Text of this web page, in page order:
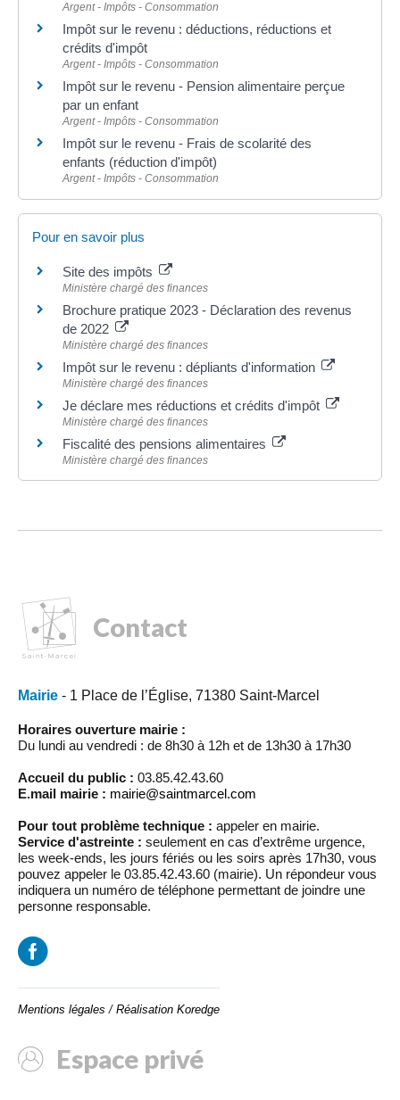
Argent - Impôts - Consommation
Impôt sur le revenu : déductions, réductions et
crédits d'impôt
Argent - Impôts - Consommation
Impôt sur le revenu - Pension alimentaire perçue
par un enfant
Argent - Impôts - Consommation
Impôt sur le revenu - Frais de scolarité des
enfants (réduction d'impôt)
Argent - Impôts - Consommation
Pour en savoir plus
Site des impôts
Ministère chargé des finances
Brochure pratique 2023 - Déclaration des revenus
de 2022
Ministère chargé des finances
Impôt sur le revenu : dépliants d'information
Ministère chargé des finances
Je déclare mes réductions et crédits d'impôt
Ministère chargé des finances
Fiscalité des pensions alimentaires
Ministère chargé des finances
Contact
Mairie - 1 Place de l’Église, 71380 Saint-Marcel
Horaires ouverture mairie :
Du lundi au vendredi : de 8h30 à 12h et de 13h30 à 17h30
Accueil du public : 03.85.42.43.60
E.mail mairie : mairie@saintmarcel.com
Pour tout problème technique : appeler en mairie.
Service d'astreinte : seulement en cas d’extrême urgence,
les week-ends, les jours fériés ou les soirs après 17h30, vous
pouvez appeler le 03.85.42.43.60 (mairie). Un répondeur vous
indiquera un numéro de téléphone permettant de joindre une
personne responsable.
Mentions légales / Réalisation Koredge
Espace privé